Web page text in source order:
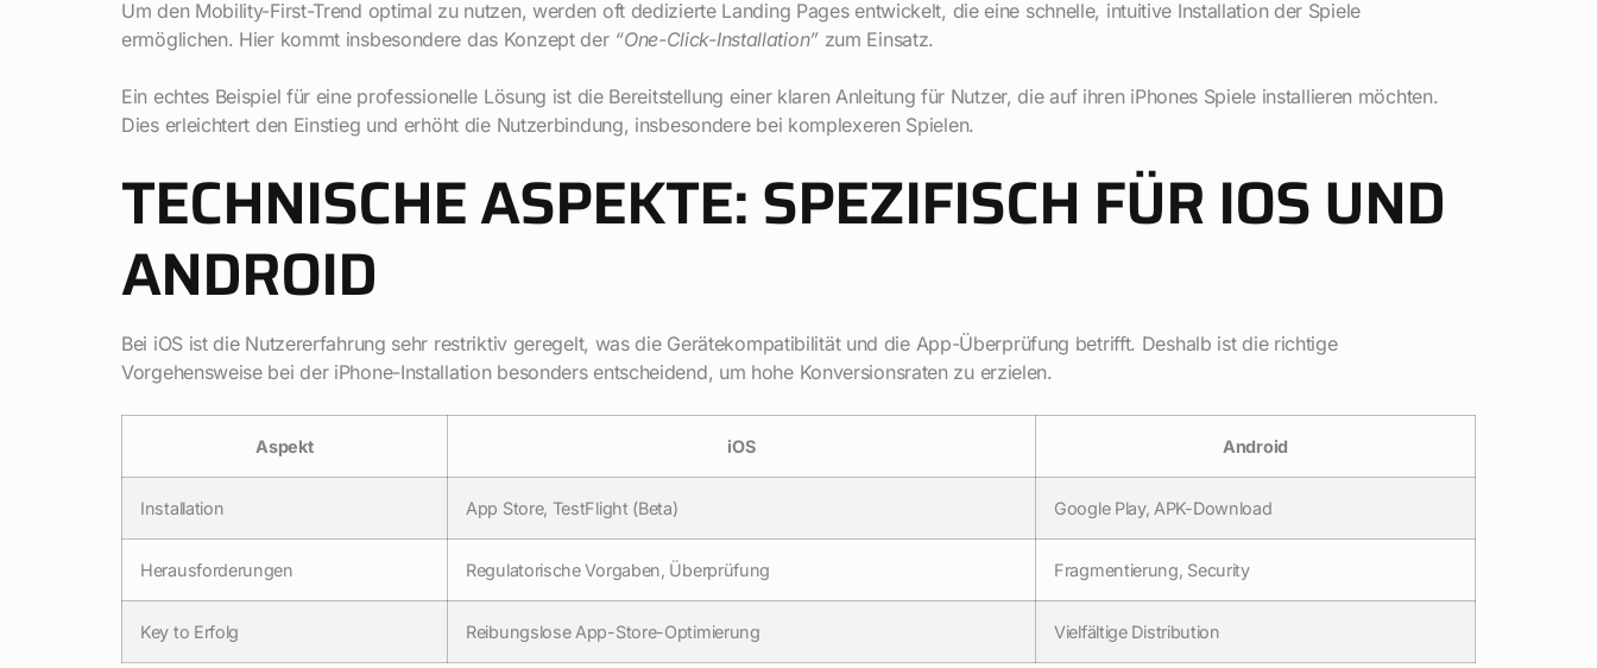
Um den Mobility-First-Trend optimal zu nutzen, werden oft dedizierte Landing Pages entwickelt, die eine schnelle, intuitive Installation der Spiele
ermöglichen. Hier kommt insbesondere das Konzept der “One-Click-Installation”zum Einsatz.
Ein echtes Beispiel für eine professionelle Lösung ist die Bereitstellung einer klaren Anleitung für Nutzer, die auf ihren iPhones Spiele installieren möchten.
Dies erleichtert den Einstieg und erhöht die Nutzerbindung, insbesondere bei komplexeren Spielen.
TECHNISCHE ASPEKTE: SPEZIFISCH FÜR IOS UND
ANDROID
Bei iOS ist die Nutzererfahrung sehr restriktiv geregelt, was die Gerätekompatibilität und die App-Überprüfung betrifft. Deshalb ist die richtige
Vorgehensweise bei der iPhone-Installation besonders entscheidend, um hohe Konversionsraten zu erzielen.
Aspekt iOS Android
Installation App Store, TestFlight (Beta) Google Play, APK-Download
Herausforderungen Regulatorische Vorgaben, Überprüfung Fragmentierung, Security
Key to Erfolg Reibungslose App-Store-Optimierung Vielfältige Distribution